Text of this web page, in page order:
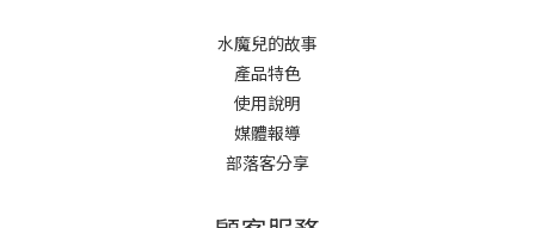
水魔兒的故事
產品特色
使用說明
媒體報導
部落客分享